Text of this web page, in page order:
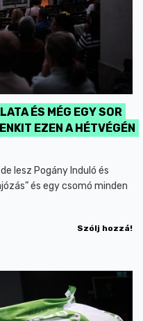
ÉS MÉG EGY SOR
EZEN A HÉTVÉGÉN
lesz Pogány Induló és
és egy csomó minden
Szólj hozzá!